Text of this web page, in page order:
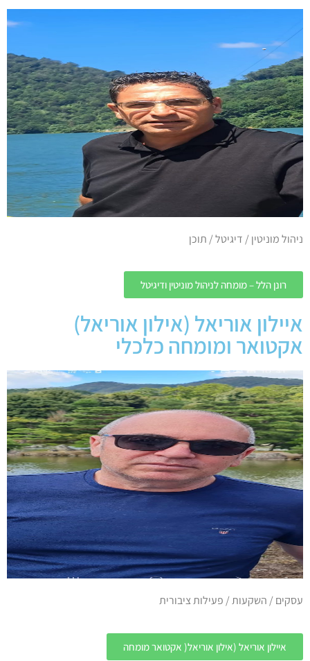
ניהול מוניטין / דיגיטל / תוכן
רונן הלל – מומחה לניהול מוניטין ודיגיטל
איילון אוריאל (אילון אוריאל)
אקטואר ומומחה כלכלי
עסקים / השקעות / פעילות ציבורית
איילון אוריאל (אילון אוריאל( אקטואר מומחה